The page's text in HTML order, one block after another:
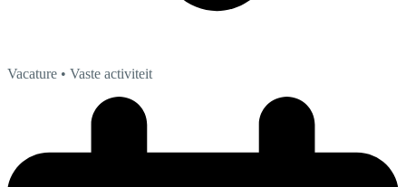
Vacature • Vaste activiteit